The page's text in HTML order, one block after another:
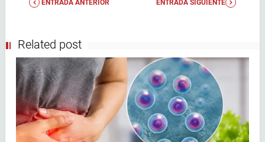
ENTRADA ANTERIOR ENTRADA SIGUIENTE
Related post